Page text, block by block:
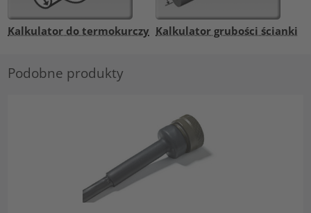
Kalkulator do termokurczy Kalkulator grubości ścianki
Podobne produkty